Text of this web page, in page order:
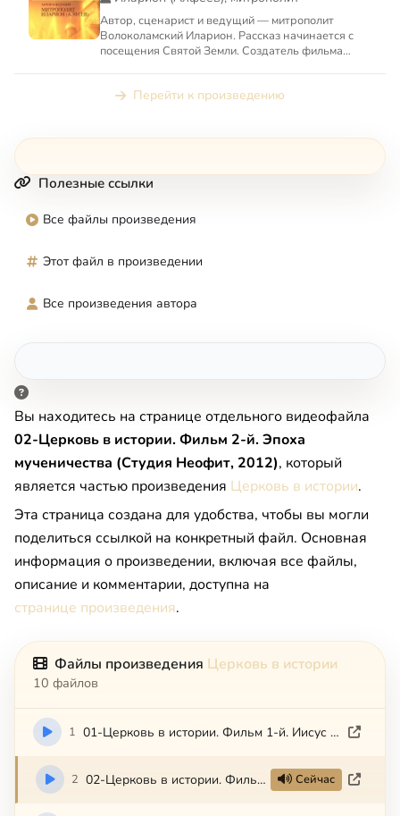
Автор, сценарист и ведущий — митрополит
Волоколамский Иларион. Рассказ начинается с
посещения Святой Земли. Создатель фильма
Перейти к произведению
Полезные ссылки
Все файлы произведения
Этот файл в произведении
Все произведения автора
Вы находитесь на странице отдельного видеофайла
02-Церковь в истории. Фильм 2-й. Эпоха
мученичества (Студия Неофит, 2012), который
является частью произведения Церковь в истории.
Эта страница создана для удобства, чтобы вы могли
поделиться ссылкой на конкретный файл. Основная
информация о произведении, включая все файлы,
описание и комментарии, доступна на
странице произведения.
Файлы произведения Церковь в истории
10 файлов
1 01-Церковь в истории. Фильм 1-й. Иисус Христос и его церковь (Студия Неофит, 2012)
2 02-Церковь в истории. Фильм 2-й. Эпоха мученичества (Студия Неофит, 2012) Сейчас